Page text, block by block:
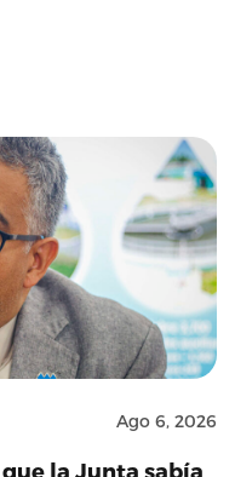
Ago 6, 2026
la Junta sabía